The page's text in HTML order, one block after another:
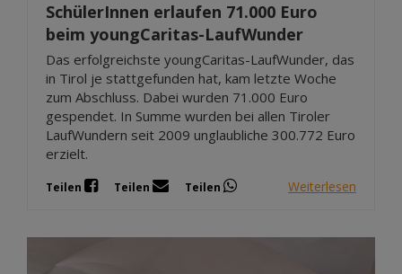
SchülerInnen erlaufen 71.000 Euro
beim youngCaritas-LaufWunder
Das erfolgreichste youngCaritas-LaufWunder, das
in Tirol je stattgefunden hat, kam letzte Woche
zum Abschluss. Dabei wurden 71.000 Euro
gespendet. In Summe wurden bei allen Tiroler
LaufWundern seit 2009 unglaubliche 300.772 Euro
erzielt.
Teilen Teilen Teilen Weiterlesen